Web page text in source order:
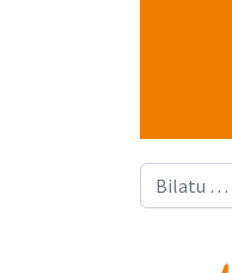
Bilatu